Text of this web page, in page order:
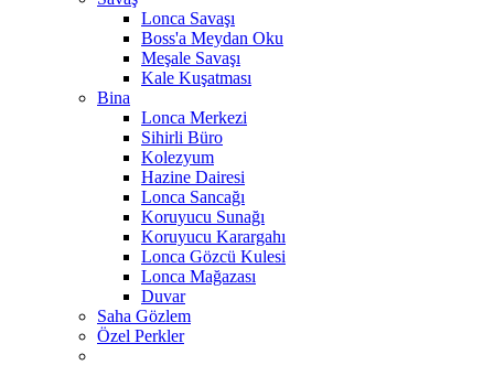
Lonca Savaşı
Boss'a Meydan Oku
Meşale Savaşı
Kale Kuşatması
Bina
Lonca Merkezi
Sihirli Büro
Kolezyum
Hazine Dairesi
Lonca Sancağı
Koruyucu Sunağı
Koruyucu Karargahı
Lonca Gözcü Kulesi
Lonca Mağazası
Duvar
Saha Gözlem
Özel Perkler